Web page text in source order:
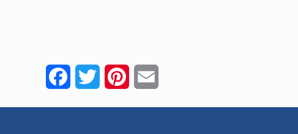
FacebookTwitter Pinterest